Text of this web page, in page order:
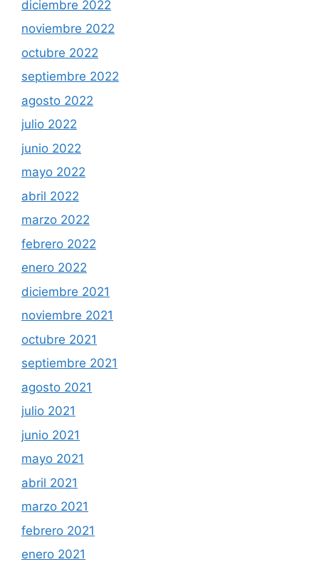
diciembre 2022
noviembre 2022
octubre 2022
septiembre 2022
agosto 2022
julio 2022
junio 2022
mayo 2022
abril 2022
marzo 2022
febrero 2022
enero 2022
diciembre 2021
noviembre 2021
octubre 2021
septiembre 2021
agosto 2021
julio 2021
junio 2021
mayo 2021
abril 2021
marzo 2021
febrero 2021
enero 2021